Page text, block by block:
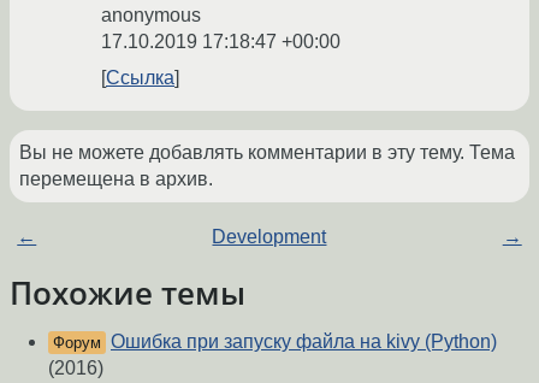
anonymous
17.10.2019 17:18:47 +00:00
Ссылка
Вы не можете добавлять комментарии в эту тему. Тема
перемещена в архив.
← Development →
Похожие темы
Форум Ошибка при запуску файла на kivy (Python)
(2016)